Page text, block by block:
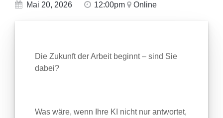
Mai 20, 2026 12:00pm Online
Die Zukunft der Arbeit beginnt – sind Sie
dabei?
Was wäre, wenn Ihre KI nicht nur antwortet,